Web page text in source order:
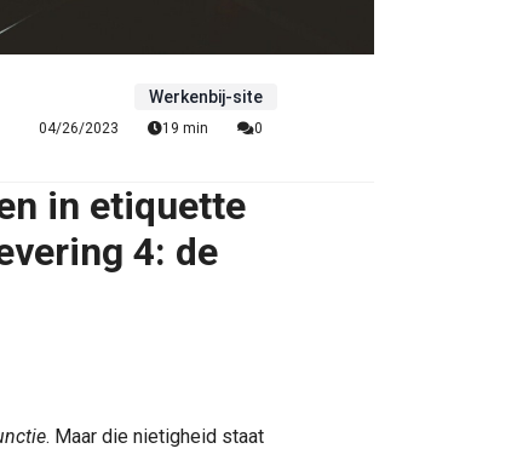
Werkenbij-site
04/26/2023 19 min 0
in etiquette
4: de
. Maar die nietigheid staat